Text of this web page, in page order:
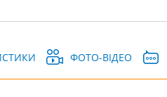
ФОТО-ВІДЕО